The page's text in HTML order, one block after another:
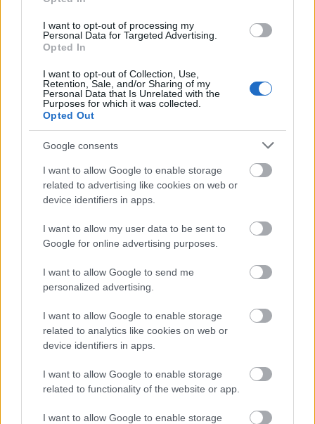
I want to opt-out of processing my
Personal Data for Targeted Advertising.
Opted In
I want to opt-out of Collection, Use,
Retention, Sale, and/or Sharing of my
Personal Data that Is Unrelated with the
Purposes for which it was collected.
Opted Out
Google consents
I want to allow Google to enable storage
related to advertising like cookies on web or
device identifiers in apps.
I want to allow my user data to be sent to
Google for online advertising purposes.
I want to allow Google to send me
personalized advertising.
I want to allow Google to enable storage
related to analytics like cookies on web or
device identifiers in apps.
I want to allow Google to enable storage
related to functionality of the website or app.
I want to allow Google to enable storage
BEST OF INTERNET
σπουδαίου deal